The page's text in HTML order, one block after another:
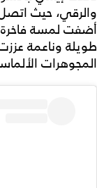
والرقي، حيث اتصل
أضفت لمسة
طويلة وناعمة
المجوهرات